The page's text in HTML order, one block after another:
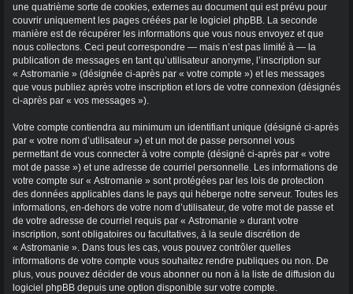
une quatrième sorte de cookies, externes au document qui est prévu pour
couvrir uniquement les pages créées par le logiciel phpBB. La seconde
manière est de récupérer les informations que vous nous envoyez et que
nous collectons. Ceci peut correspondre — mais n’est pas limité à — la
publication de messages en tant qu’utilisateur anonyme, l’inscription sur
« Astromanie » (désignée ci-après par « votre compte ») et les messages
que vous publiez après votre inscription et lors de votre connexion (désignés
ci-après par « vos messages »).
Votre compte contiendra au minimum un identifiant unique (désigné ci-après
par « votre nom d’utilisateur ») et un mot de passe personnel vous
permettant de vous connecter à votre compte (désigné ci-après par « votre
mot de passe ») et une adresse de courriel personnelle. Les informations de
votre compte sur « Astromanie » sont protégées par les lois de protection
des données applicables dans le pays qui héberge notre serveur. Toutes les
informations, en-dehors de votre nom d’utilisateur, de votre mot de passe et
de votre adresse de courriel requis par « Astromanie » durant votre
inscription, sont obligatoires ou facultatives, à la seule discrétion de
« Astromanie ». Dans tous les cas, vous pouvez contrôler quelles
informations de votre compte vous souhaitez rendre publiques ou non. De
plus, vous pouvez décider de vous abonner ou non à la liste de diffusion du
logiciel phpBB depuis une option disponible sur votre compte.